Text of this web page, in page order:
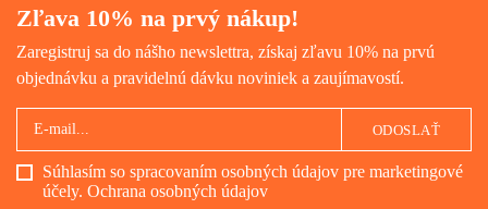
Zľava 10% na prvý nákup!
Zaregistruj sa do nášho newslettra, získaj zľavu 10% na prvú
objednávku a pravidelnú dávku noviniek a zaujímavostí.
Súhlasím so spracovaním osobných údajov pre marketingové
účely. Ochrana osobných údajov
ODOSLAŤ